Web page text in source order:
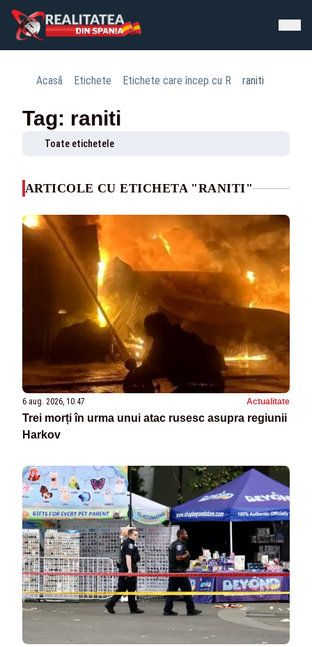
Acasă Etichete Etichete care încep cu R raniti
Tag: raniti
Toate etichetele
ARTICOLE CU ETICHETA "RANITI"
6 aug. 2026, 10:47 Actualitate
Trei morți în urma unui atac rusesc asupra regiunii
Harkov